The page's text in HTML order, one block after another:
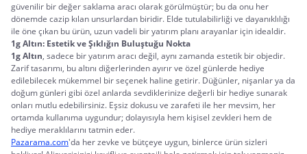
güvenilir bir değer saklama aracı olarak görülmüştür; bu da onu her
dönemde cazip kılan unsurlardan biridir. Elde tutulabilirliği ve dayanıklılığı
ile öne çıkan bu ürün, uzun vadeli bir yatırım planı arayanlar için idealdir.
1g Altın: Estetik ve Şıklığın Buluştuğu Nokta
1g Altın, sadece bir yatırım aracı değil, aynı zamanda estetik bir objedir.
Zarif tasarımı, bu altını diğerlerinden ayırır ve özel günlerde hediye
edilebilecek mükemmel bir seçenek haline getirir. Düğünler, nişanlar ya da
doğum günleri gibi özel anlarda sevdiklerinize değerli bir hediye sunarak
onları mutlu edebilirsiniz. Eşsiz dokusu ve zarafeti ile her mevsim, her
ortamda kullanıma uygundur; dolayısıyla hem kişisel zevkleri hem de
hediye meraklılarını tatmin eder.
Pazarama.com'da her zevke ve bütçeye uygun, binlerce ürün sizleri